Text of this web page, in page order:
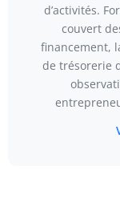
d’activités.
couvert
financement,
de trésorerie